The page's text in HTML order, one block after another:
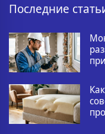
Последние